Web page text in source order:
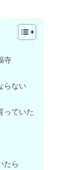
寺
らない
っていた
たら